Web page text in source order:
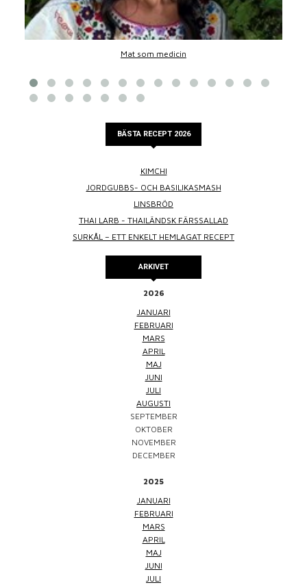
Mat som medicin
BÄSTA RECEPT 2026
KIMCHI
JORDGUBBS- OCH BASILIKASMASH
LINSBRÖD
THAI LARB - THAILÄNDSK FÄRSSALLAD
SURKÅL – ETT ENKELT HEMLAGAT RECEPT
ARKIVET
2026
JANUARI
FEBRUARI
MARS
APRIL
MAJ
JUNI
JULI
AUGUSTI
SEPTEMBER
OKTOBER
NOVEMBER
DECEMBER
2025
JANUARI
FEBRUARI
MARS
APRIL
MAJ
JUNI
JULI